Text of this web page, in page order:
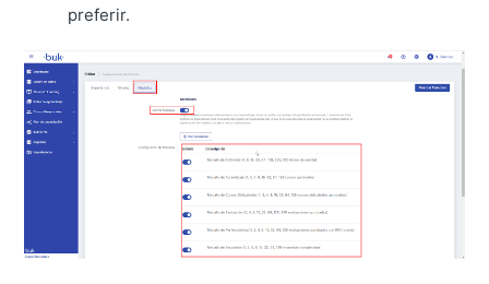
preferir.